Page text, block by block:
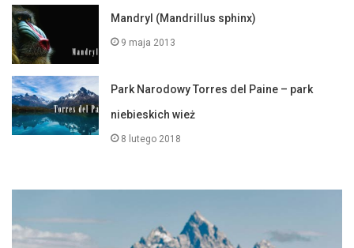
Mandryl (Mandrillus sphinx)
9 maja 2013
Park Narodowy Torres del Paine – park
niebieskich wież
8 lutego 2018